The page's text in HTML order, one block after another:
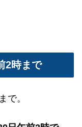
2時まで
で。